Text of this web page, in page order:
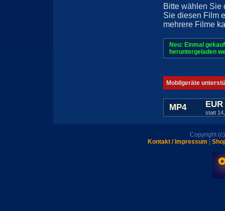
Bitte wählen Sie
Sie diesen Film
mehrere Filme
Neu: Einmal
heruntergeladen
Mobilgeräte
MP4
statt
Copyright
Kontakt / Impressum